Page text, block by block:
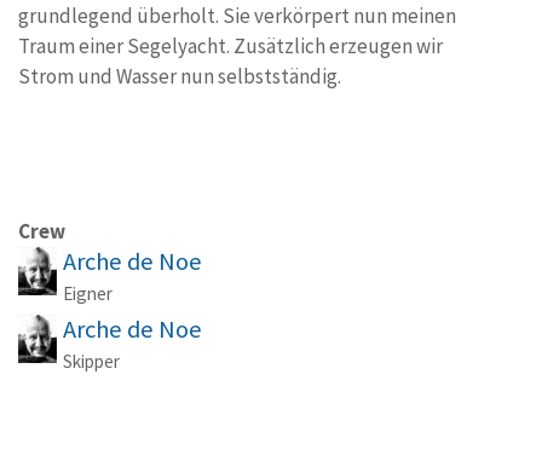
grundlegend überholt. Sie verkörpert nun meinen
Traum einer Segelyacht. Zusätzlich erzeugen wir
Strom und Wasser nun selbstständig.
Crew
Arche de Noe
Eigner
Arche de Noe
Skipper